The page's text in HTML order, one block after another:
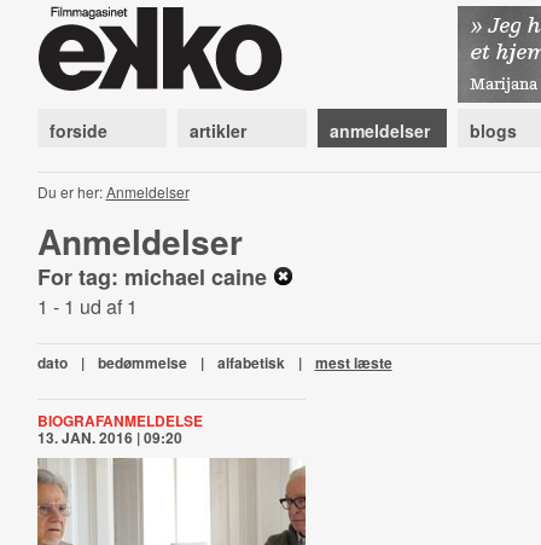
forside artikler anmeldelser blogs
Du er her:Anmeldelser
Anmeldelser
For tag: michael caine
1 - 1 ud af 1
dato | bedømmelse | alfabetisk | mest læste
BIOGRAFANMELDELSE
13. JAN. 2016 | 09:20